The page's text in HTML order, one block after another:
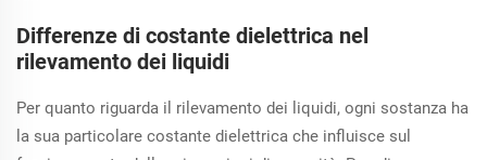
Differenze di costante dielettrica nel
rilevamento dei liquidi
Per quanto riguarda il rilevamento dei liquidi, ogni sostanza ha
la sua particolare costante dielettrica che influisce sul